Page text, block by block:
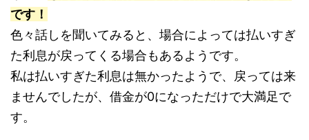
です！
色々話しを聞いてみると、場合によっては払いすぎ
た利息が戻ってくる場合もあるようです。
私は払いすぎた利息は無かったようで、戻っては来
ませんでしたが、借金が0になっただけで大満足で
す。